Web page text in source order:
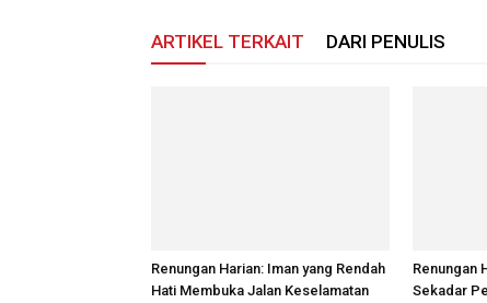
ARTIKEL TERKAIT DARI PENULIS
Renungan Harian: Iman yang Rendah
Hati Membuka Jalan Keselamatan
Renungan
Sekadar